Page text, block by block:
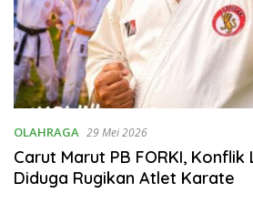
OLAHRAGA 29 Mei 2026
Carut Marut PB FORKI, Konflik
Diduga Rugikan Atlet Karate